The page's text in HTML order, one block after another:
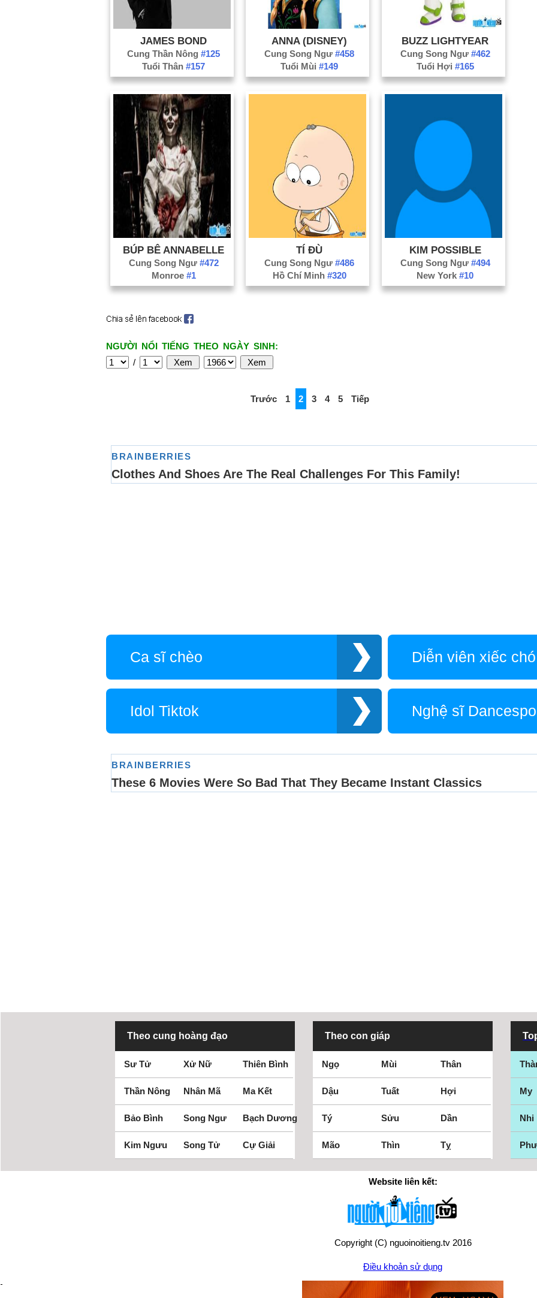
JAMES BOND
Cung Thần Nông#125
Tuổi Thân#157
ANNA (DISNEY)
Cung Song Ngư#458
Tuổi Mùi#149
BUZZ LIGHTYEAR
Cung Song Ngư #462
Tuổi Hợi #165
BÚP BÊ ANNABELLE
Cung Song Ngư #472
Monroe #1
TÍ ĐÙ
Cung Song Ngư#486
Hồ Chí Minh #320
KIM POSSIBLE
Cung Song Ngư #494
New York#10
NGƯỜI NỔI TIẾNG THEO NGÀY SINH:
/
Trước 1 2 3 4 5 Tiếp
Ca sĩ chèo Diễn viên xiếc chó
Idol Tiktok Nghệ sĩ
Theo cung hoàng đạo
Sư Tử Xử Nữ Thiên Bình
Thần Nông Nhân Mã Ma Kết
Bảo Bình Song Ngư Bạch Dương
Kim Ngưu Song Tử Cự Giải
Theo con giáp
Ngọ Mùi Thân
Dậu Tuất Hợi
Tý Sửu Dần
Mão Thìn Tỵ
My
Nhi
Website liên kết:
Copyright (C) nguoinoitieng.tv 2016
Điều khoản sử dụng